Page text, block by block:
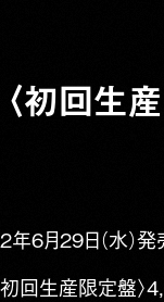
初回生
6月29日（水）発
初回生産限定盤